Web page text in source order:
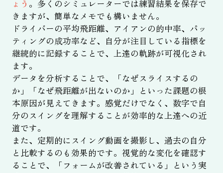
ょう 。多くのシミュレーターでは練習結果を保存で
きますが、簡単なメモでも構いません。
ドライバーの平均飛距離、アイアンの的中率、パッ
ティングの成功率など、自分が注目している指標を
継続的に記録することで、上達の軌跡が可視化され
ます。
データを分析することで、「なぜスライスするの
か」「なぜ飛距離が出ないのか」といった課題の根
本原因が見えてきます。感覚だけでなく、数字で自
分のスイングを理解することが効率的な上達への近
道です。
また、定期的にスイング動画を撮影し、過去の自分
と比較するのも効果的です。視覚的な変化を確認す
ることで、「フォームが改善されている」という実